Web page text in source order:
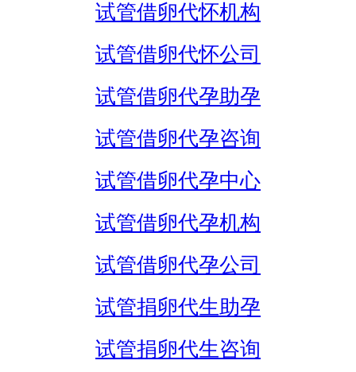
试管借卵代怀机构
试管借卵代怀公司
试管借卵代孕助孕
试管借卵代孕咨询
试管借卵代孕中心
试管借卵代孕机构
试管借卵代孕公司
试管捐卵代生助孕
试管捐卵代生咨询